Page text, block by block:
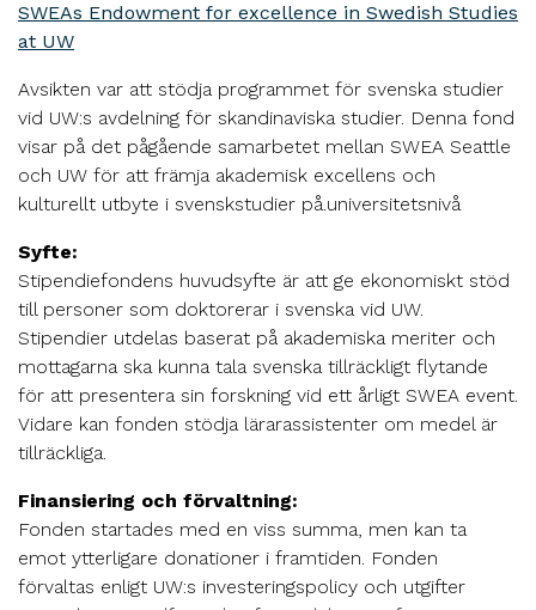
SWEAs Endowment for excellence in Swedish Studies
at UW
Avsikten var att stödja programmet för svenska studier
vid UW:s avdelning för skandinaviska studier. Denna fond
visar på det pågående samarbetet mellan SWEA Seattle
och UW för att främja akademisk excellens och
kulturellt utbyte i svenskstudier på.universitetsnivå
Syfte:
Stipendiefondens huvudsyfte är att ge ekonomiskt stöd
till personer som doktorerar i svenska vid UW.
Stipendier utdelas baserat på akademiska meriter och
mottagarna ska kunna tala svenska tillräckligt flytande
för att presentera sin forskning vid ett årligt SWEA event.
Vidare kan fonden stödja lärarassistenter om medel är
tillräckliga.
Finansiering och förvaltning:
Fonden startades med en viss summa, men kan ta
emot ytterligare donationer i framtiden. Fonden
förvaltas enligt UW:s investeringspolicy och utgifter